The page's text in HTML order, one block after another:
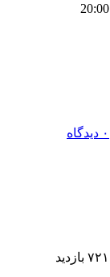
20:00
۰ دیدگاه
۷۲۱ بازدید